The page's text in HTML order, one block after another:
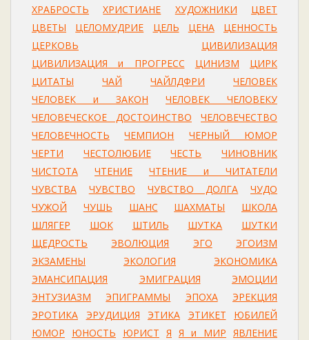
ХРАБРОСТЬ
ХРИСТИАНЕ ХУДОЖНИКИ
ЦВЕТ
ЦВЕТЫ
ЦЕЛОМУДРИЕ ЦЕЛЬ ЦЕНА
ЦЕННОСТЬ
ЦЕРКОВЬ
ЦИВИЛИЗАЦИЯ
ЦИВИЛИЗАЦИЯ и ПРОГРЕСС
ЦИНИЗМ
ЦИРК
ЦИТАТЫ
ЧАЙ ЧАЙЛДФРИ
ЧЕЛОВЕК
ЧЕЛОВЕК и ЗАКОН
ЧЕЛОВЕК ЧЕЛОВЕКУ
ЧЕЛОВЕЧЕСКОЕ ДОСТОИНСТВО
ЧЕЛОВЕЧЕСТВО
ЧЕЛОВЕЧНОСТЬ
ЧЕМПИОН
ЧЕРНЫЙ ЮМОР
ЧЕРТИ
ЧЕСТОЛЮБИЕ ЧЕСТЬ
ЧИНОВНИК
ЧИСТОТА
ЧТЕНИЕ
ЧТЕНИЕ и ЧИТАТЕЛИ
ЧУВСТВА
ЧУВСТВО ЧУВСТВО ДОЛГА
ЧУДО
ЧУЖОЙ
ЧУШЬ ШАНС ШАХМАТЫ
ШКОЛА
ШЛЯГЕР
ШОК ШТИЛЬ ШУТКА
ШУТКИ
ЩЕДРОСТЬ
ЭВОЛЮЦИЯ ЭГО
ЭГОИЗМ
ЭКЗАМЕНЫ
ЭКОЛОГИЯ
ЭКОНОМИКА
ЭМАНСИПАЦИЯ
ЭМИГРАЦИЯ
ЭМОЦИИ
ЭНТУЗИАЗМ
ЭПИГРАММЫ ЭПОХА
ЭРЕКЦИЯ
ЭРОТИКА
ЭРУДИЦИЯ ЭТИКА ЭТИКЕТ
ЮБИЛЕЙ
ЮМОР
ЮНОСТЬ ЮРИСТ Я Я и МИР ЯВЛЕНИЕ